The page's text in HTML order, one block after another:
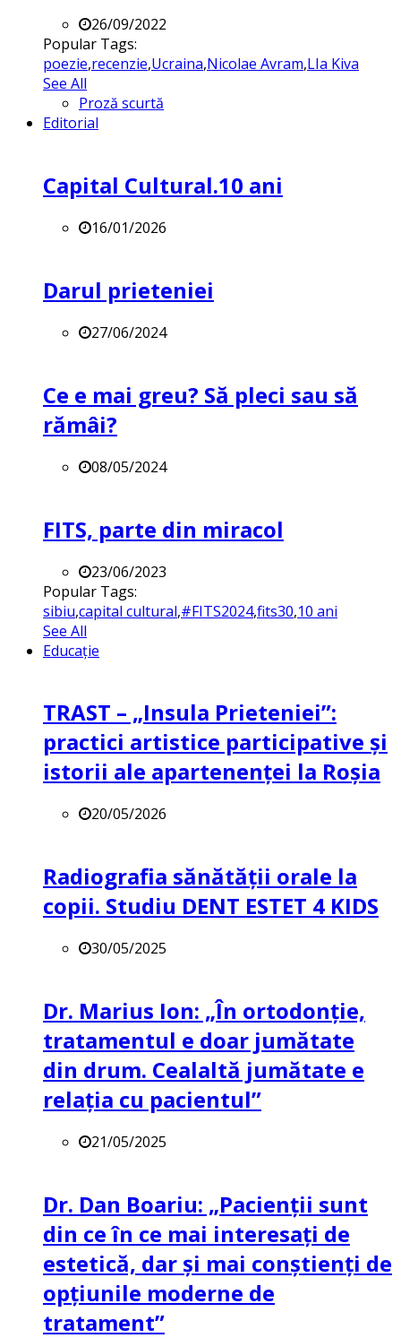
26/09/2022
Popular Tags:
poezie,recenzie,Ucraina,Nicolae Avram,LIa Kiva
See All
Proză scurtă
Editorial
Capital Cultural.10 ani
16/01/2026
Darul prieteniei
27/06/2024
Ce e mai greu? Să pleci sau să
rămâi?
08/05/2024
FITS, parte din miracol
23/06/2023
Popular Tags:
sibiu,capital cultural,#FITS2024,fits30,10 ani
See All
Educație
TRAST – „Insula Prieteniei”:
practici artistice participative și
istorii ale apartenenței la Roșia
20/05/2026
Radiografia sănătății orale la
copii. Studiu DENT ESTET 4 KIDS
30/05/2025
Dr. Marius Ion: „În ortodonție,
tratamentul e doar jumătate
din drum. Cealaltă jumătate e
relația cu pacientul”
21/05/2025
Dr. Dan Boariu: „Pacienții sunt
din ce în ce mai interesați de
estetică, dar și mai conștienți de
opțiunile moderne de
tratament”